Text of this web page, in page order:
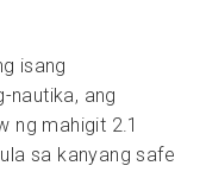
isang
nautika, ang
ng mahigit 2.1
sa kanyang safe